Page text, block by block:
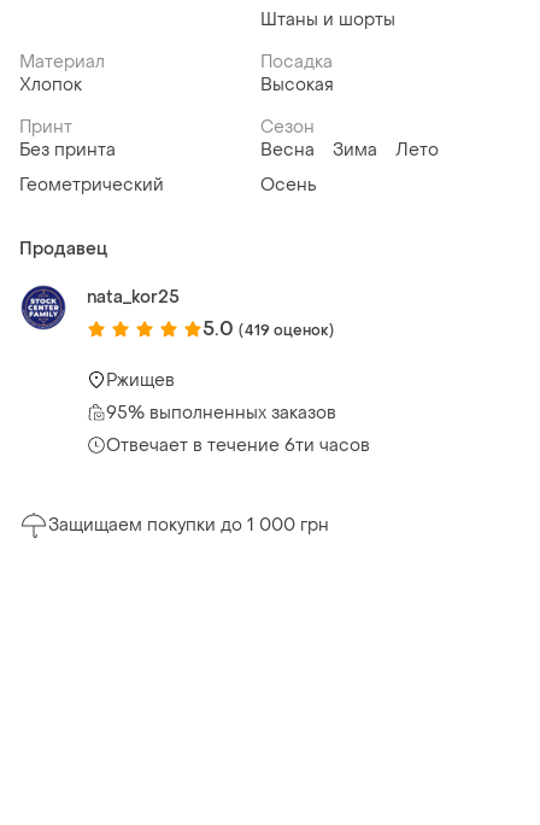
Штаны и шорты
Материал
Хлопок
Посадка
Высокая
Принт
Без принта
Геометрический
Сезон
Весна
Зима
Лето
Осень
Продавец
nata_kor25
5.0 (419 оценок)
Ржищев
95% выполненных заказов
Отвечает в течение 6ти часов
Защищаем покупки до 1 000 грн